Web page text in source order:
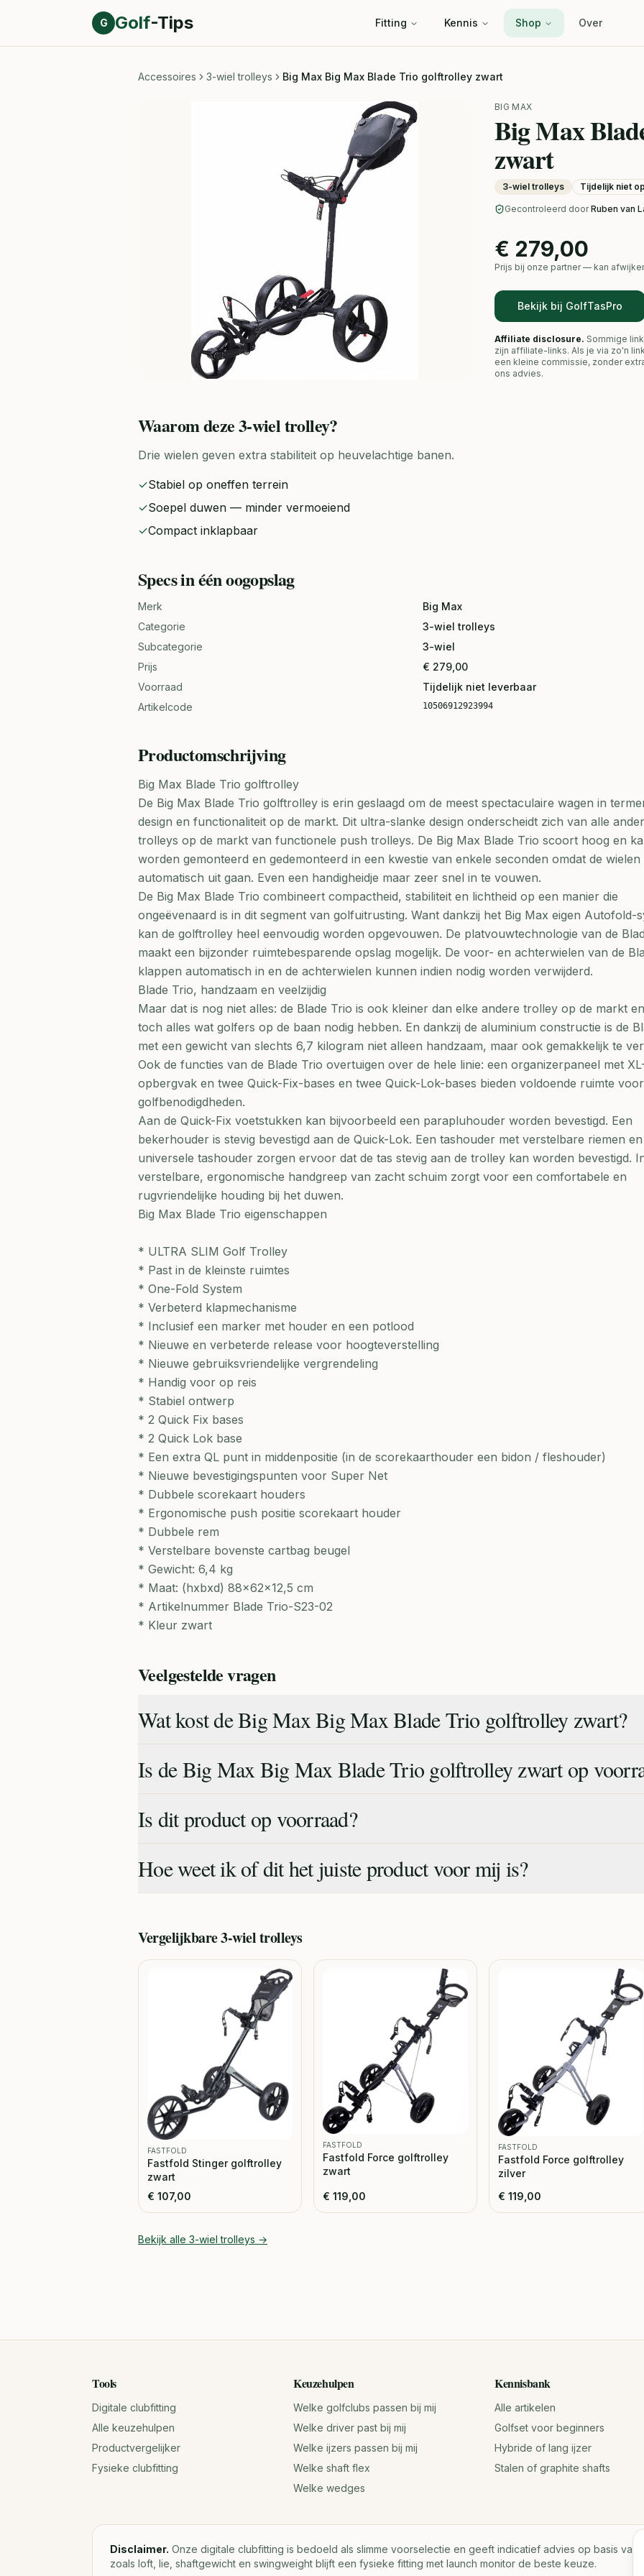
Direct naar inhoud
G Golf-Tips Fitting Kennis Shop Over
Accessoires 3-wiel trolleys Big Max Big Max Blade Trio golftrolley zwart
BIG MAX
Big Max
zwart
3-wiel trolleys Tijdelijk niet
Gecontroleerd door Ruben van
€ 279,00
Prijs bij onze partner — kan
Bekijk bij GolfTasPro
Affiliate disclosure. Sommige
zijn affiliate-links. Als je via zo'n
een kleine commissie, zonder
ons advies.
Waarom deze3-wiel trolley?
Drie wielen geven extra stabiliteit op heuvelachtige banen.
✓Stabiel op oneffen terrein
✓Soepel duwen — minder vermoeiend
✓Compact inklapbaar
Specs in één oogopslag
Merk
Big Max
Categorie
3-wiel trolleys
Subcategorie
3-wiel
Prijs
€ 279,00
Voorraad
Tijdelijk niet leverbaar
Artikelcode
10506912923994
Productomschrijving
Big Max Blade Trio golftrolley
De Big Max Blade Trio golftrolley is erin geslaagd om de meest spectaculaire wagen in
design en functionaliteit op de markt. Dit ultra-slanke design onderscheidt zich van alle
trolleys op de markt van functionele push trolleys. De Big Max Blade Trio scoort hoog en
worden gemonteerd en gedemonteerd in een kwestie van enkele seconden omdat de wielen
automatisch uit gaan. Even een handigheidje maar zeer snel in te vouwen.
De Big Max Blade Trio combineert compactheid, stabiliteit en lichtheid op een manier die
ongeëvenaard is in dit segment van golfuitrusting. Want dankzij het Big Max eigen Autofold-
kan de golftrolley heel eenvoudig worden opgevouwen. De platvouwtechnologie van de
maakt een bijzonder ruimtebesparende opslag mogelijk. De voor- en achterwielen van de
klappen automatisch in en de achterwielen kunnen indien nodig worden verwijderd.
Blade Trio, handzaam en veelzijdig
Maar dat is nog niet alles: de Blade Trio is ook kleiner dan elke andere trolley op de markt
toch alles wat golfers op de baan nodig hebben. En dankzij de aluminium constructie is de
met een gewicht van slechts 6,7 kilogram niet alleen handzaam, maar ook gemakkelijk te
Ook de functies van de Blade Trio overtuigen over de hele linie: een organizerpaneel met
opbergvak en twee Quick-Fix-bases en twee Quick-Lok-bases bieden voldoende ruimte voor
golfbenodigdheden.
Aan de Quick-Fix voetstukken kan bijvoorbeeld een parapluhouder worden bevestigd. Een
bekerhouder is stevig bevestigd aan de Quick-Lok. Een tashouder met verstelbare riemen
universele tashouder zorgen ervoor dat de tas stevig aan de trolley kan worden bevestigd.
verstelbare, ergonomische handgreep van zacht schuim zorgt voor een comfortabele en
rugvriendelijke houding bij het duwen.
Big Max Blade Trio eigenschappen
* ULTRA SLIM Golf Trolley
* Past in de kleinste ruimtes
* One-Fold System
* Verbeterd klapmechanisme
* Inclusief een marker met houder en een potlood
* Nieuwe en verbeterde release voor hoogteverstelling
* Nieuwe gebruiksvriendelijke vergrendeling
* Handig voor op reis
* Stabiel ontwerp
* 2 Quick Fix bases
* 2 Quick Lok base
* Een extra QL punt in middenpositie (in de scorekaarthouder een bidon / fleshouder)
* Nieuwe bevestigingspunten voor Super Net
* Dubbele scorekaart houders
* Ergonomische push positie scorekaart houder
* Dubbele rem
* Verstelbare bovenste cartbag beugel
* Gewicht: 6,4 kg
* Maat: (hxbxd) 88x62x12,5 cm
* Artikelnummer Blade Trio-S23-02
* Kleur zwart
Veelgestelde vragen
Wat kost de Big Max Big Max Blade Trio golftrolley zwart?
Is de Big Max Big Max Blade Trio golftrolley zwart op
Is dit product op voorraad?
Hoe weet ik of dit het juiste product voor mij is?
Vergelijkbare3-wiel trolleys
FASTFOLD
Fastfold Stinger golftrolley
zwart
€ 107,00
FASTFOLD
Fastfold Force golftrolley
zwart
€ 119,00
FASTFOLD
Fastfold Force golftrolley
zilver
€ 119,00
Bekijk alle 3-wiel trolleys →
Tools
Digitale clubfitting
Alle keuzehulpen
Productvergelijker
Fysieke clubfitting
Keuzehulpen
Welke golfclubs passen bij mij
Welke driver past bij mij
Welke ijzers passen bij mij
Welke shaft flex
Welke wedges
Kennisbank
Alle artikelen
Golfset voor beginners
Hybride of lang ijzer
Stalen of graphite shafts
Disclaimer. Onze digitale clubfitting is bedoeld als slimme voorselectie en geeft indicatief advies op basis
zoals loft, lie, shaftgewicht en swingweight blijft een fysieke fitting met launch monitor de beste keuze.